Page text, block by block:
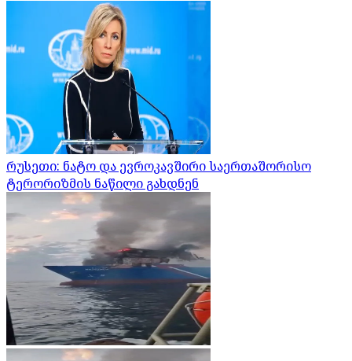
რუსეთი: ნატო და ევროკავშირი საერთაშორისო
ტერორიზმის ნაწილი გახდნენ